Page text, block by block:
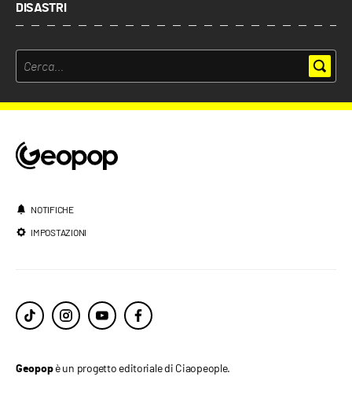
DISASTRI
NOTIFICHE
IMPOSTAZIONI
Geopopè un progetto editoriale di Ciaopeople.